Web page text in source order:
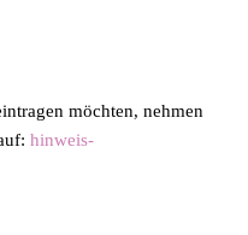
möchten, nehmen
hinweis-